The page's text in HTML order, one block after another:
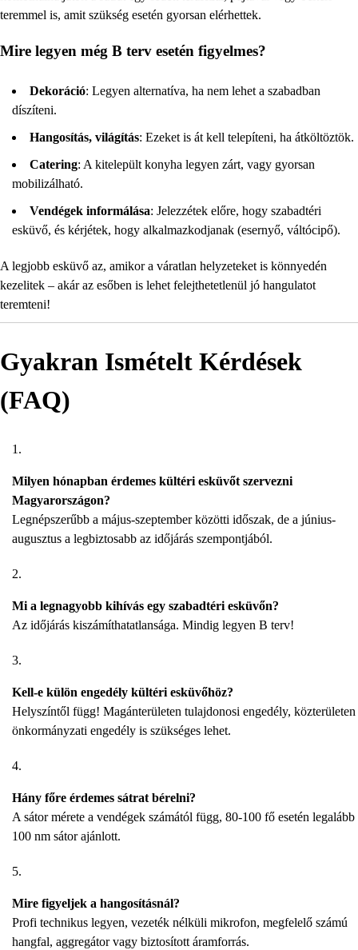
teremmel is, amit szükség esetén gyorsan elérhettek.
Mire legyen még B terv esetén figyelmes?
Dekoráció: Legyen alternatíva, ha nem lehet a szabadban
díszíteni.
Hangosítás, világítás: Ezeket is át kell telepíteni, ha átköltöztök.
Catering: A kitelepült konyha legyen zárt, vagy gyorsan
mobilizálható.
Vendégek informálása: Jelezzétek előre, hogy szabadtéri
esküvő, és kérjétek, hogy alkalmazkodjanak (esernyő, váltócipő).
A legjobb esküvő az, amikor a váratlan helyzeteket is könnyedén
kezelitek – akár az esőben is lehet felejthetetlenül jó hangulatot
teremteni!
Gyakran Ismételt Kérdések
(FAQ)
Milyen hónapban érdemes kültéri esküvőt szervezni
Magyarországon?
Legnépszerűbb a május-szeptember közötti időszak, de a június-
augusztus a legbiztosabb az időjárás szempontjából.
Mi a legnagyobb kihívás egy szabadtéri esküvőn?
Az időjárás kiszámíthatatlansága. Mindig legyen B terv!
Kell-e külön engedély kültéri esküvőhöz?
Helyszíntől függ! Magánterületen tulajdonosi engedély, közterületen
önkormányzati engedély is szükséges lehet.
Hány főre érdemes sátrat bérelni?
A sátor mérete a vendégek számától függ, 80-100 fő esetén legalább
100 nm sátor ajánlott.
Mire figyeljek a hangosításnál?
Profi technikus legyen, vezeték nélküli mikrofon, megfelelő számú
hangfal, aggregátor vagy biztosított áramforrás.